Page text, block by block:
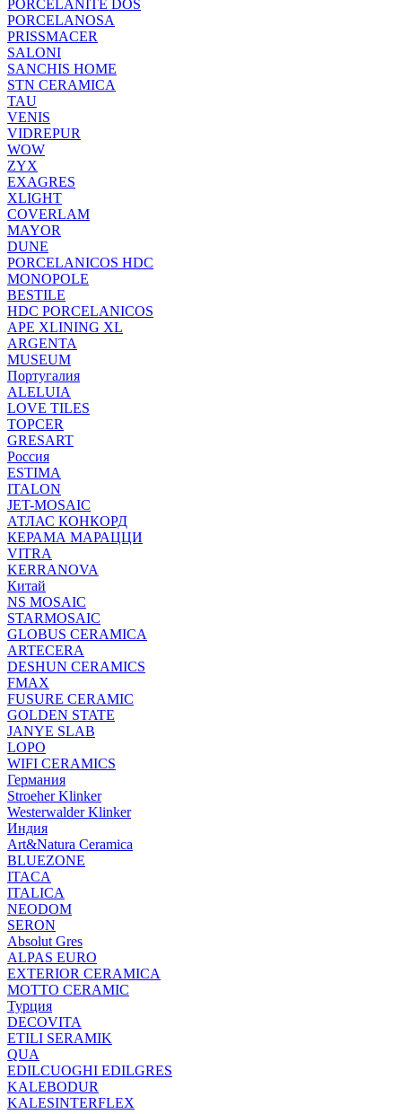
PORCELANITE DOS
PORCELANOSA
PRISSMACER
SALONI
SANCHIS HOME
STN CERAMICA
TAU
VENIS
VIDREPUR
WOW
ZYX
EXAGRES
XLIGHT
COVERLAM
MAYOR
DUNE
PORCELANICOS HDC
MONOPOLE
BESTILE
HDC PORCELANICOS
APE XLINING XL
ARGENTA
MUSEUM
Португалия
ALELUIA
LOVE TILES
TOPCER
GRESART
Россия
ESTIMA
ITALON
JET-MOSAIC
АТЛАС КОНКОРД
КЕРАМА МАРАЦЦИ
VITRA
KERRANOVA
Китай
NS MOSAIC
STARMOSAIC
GLOBUS CERAMICA
ARTECERA
DESHUN CERAMICS
FMAX
FUSURE CERAMIC
GOLDEN STATE
JANYE SLAB
LOPO
WIFI CERAMICS
Германия
Stroeher Klinker
Westerwalder Klinker
Индия
Art&Natura Ceramica
BLUEZONE
ITACA
ITALICA
NEODOM
SERON
Absolut Gres
ALPAS EURO
EXTERIOR CERAMICA
MOTTO CERAMIC
Турция
DECOVITA
ETILI SERAMIK
QUA
EDILCUOGHI EDILGRES
KALEBODUR
KALESINTERFLEX